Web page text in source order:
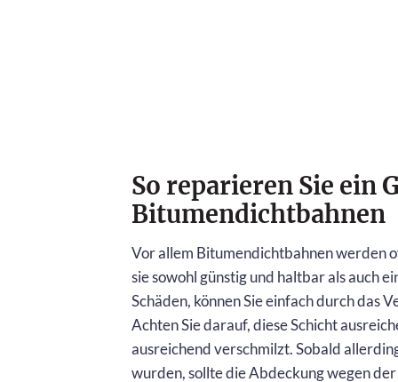
So reparieren Sie ein
Bitumendichtbahnen
Vor allem Bitumendichtbahnen werden
sie sowohl günstig und haltbar als auch
Schäden, können Sie einfach durch das
Achten Sie darauf, diese Schicht
ausreichend verschmilzt. Sobald
wurden, sollte die Abdeckung wegen